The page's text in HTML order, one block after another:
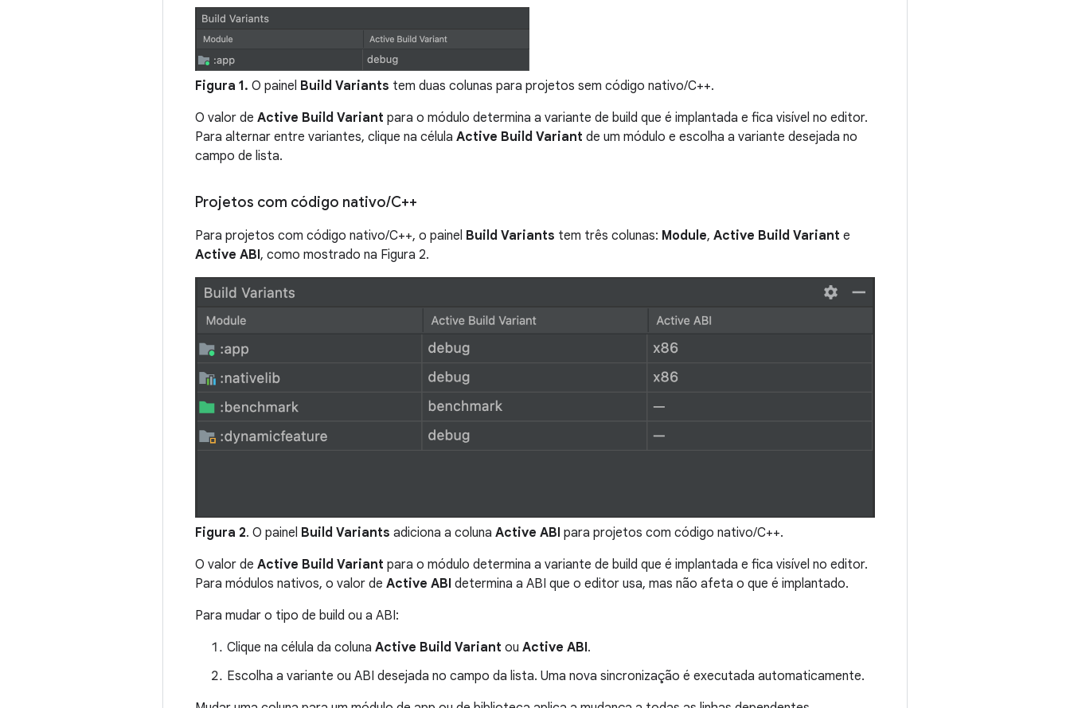
Figura 1. O painel Build Variants tem duas colunas para projetos sem código nativo/C++.
O valor de Active Build Variant para o módulo determina a variante de build que é implantada e fica visível no editor.
Para alternar entre variantes, clique na célula Active Build Variant de um módulo e escolha a variante desejada no
campo de lista.
Projetos com código nativo/C++
Para projetos com código nativo/C++, o painel Build Variants tem três colunas: Module, Active Build Variant e
Active ABI, como mostrado na Figura 2.
Figura 2. O painel Build Variants adiciona a coluna Active ABI para projetos com código nativo/C++.
O valor de Active Build Variant para o módulo determina a variante de build que é implantada e fica visível no editor.
Para módulos nativos, o valor de Active ABI determina a ABI que o editor usa, mas não afeta o que é implantado.
Para mudar o tipo de build ou a ABI:
Clique na célula da coluna Active Build Variant ou Active ABI.
Escolha a variante ou ABI desejada no campo da lista. Uma nova sincronização é executada automaticamente.